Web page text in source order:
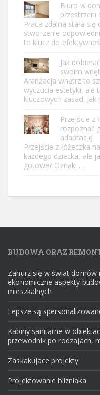
Biuro w
przestrzeni
Praca zdalna stała
stworzenie
to klucz do
Jak
swoim
Aranżacja wnętrz to
wyczucia estetyki, ale
kluczowych zasad.
Przejście z
rozpoznać
adaptację
Przejście z łóżeczka
każdego dziecka, ale
gotowe? Oznaki …
BUDOWA ORAZ
Zanurz się w świat domów
ekonomiczne aspekty
mieszkalnych
Lepsze są
Kabiny sanitarne w
przewodnik po rodzajach,
Zaskakujace projekty
Projektowanie blizniaka